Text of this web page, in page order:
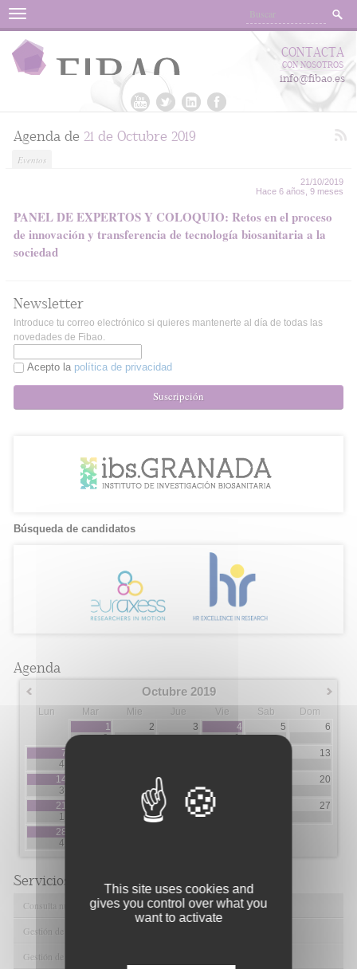
Menu
CONTACTA
CON NOSOTROS
info@fibao.es
Agenda de 21 de Octubre 2019
Eventos
21/10/2019
Hace 6 años, 9 meses
PANEL DE EXPERTOS Y COLOQUIO: Retos en el proceso
de innovación y transferencia de tecnología biosanitaria a la
sociedad
Newsletter
Introduce tu correo electrónico si quieres mantenerte al día de todas las
novedades de Fibao.
Acepto la política de privacidad
Suscripción
Búsqueda de candidatos
Agenda
Octubre 2019
Lun Mar Mie Jue Vie Sab
Dom
1
9
2 3
4
1
5 6
7
4
13
14
3
2
6
20
21
1
23
2
24
5
27
28
4
Servicios de FIBAO
Consulta nuestras Ofertas Tecnológicas
Gestión de Ensayos Clínicos y Estudios Observacionales
Gestión de la Innovación y la Transferencia Tecnológica
This site uses cookies and
gives you control over what you
want to activate